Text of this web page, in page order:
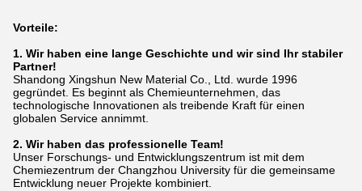
Vorteile:
1. Wir haben eine lange Geschichte und wir sind Ihr stabiler
Partner!
Shandong Xingshun New Material Co., Ltd. wurde 1996
gegründet. Es beginnt als Chemieunternehmen, das
technologische Innovationen als treibende Kraft für einen
globalen Service annimmt.
2. Wir haben das professionelle Team!
Unser Forschungs- und Entwicklungszentrum ist mit dem
Chemiezentrum der Changzhou University für die gemeinsame
Entwicklung neuer Projekte kombiniert.